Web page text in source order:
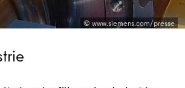
© www.siemens.com/presse